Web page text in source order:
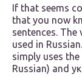
If that seems
that you now
sentences. The
used in
simply uses
Russian) and